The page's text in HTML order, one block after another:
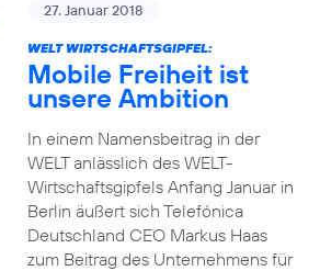
27. Januar 2018
WELT WIRTSCHAFTSGIPFEL:
Mobile Freiheit ist
unsere Ambition
In einem Namensbeitrag in der
WELT anlässlich des WELT-
Wirtschaftsgipfels Anfang Januar in
Berlin äußert sich Telefónica
Deutschland CEO Markus Haas
zum Beitrag des Unternehmens für